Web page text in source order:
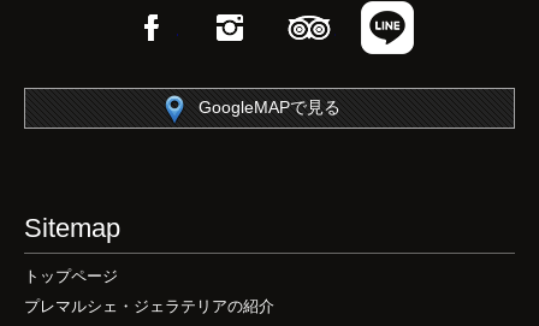
FacebookInstagramTripAdvisor
GoogleMAPで見る
Sitemap
トップページ
プレマルシェ・ジェラテリアの紹介